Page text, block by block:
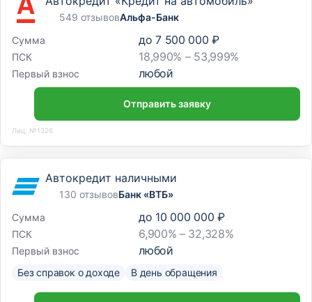
549 отзывовАльфа-Банк
Сумма
до 7 500 000 ₽
ПСК 18,990% – 53,999%
Первый взнос любой
Отправить заявку
Лиц. №1326
Автокредит наличными
130 отзывовБанк «ВТБ»
Сумма
до 10 000 000 ₽
ПСК 6,900% – 32,328%
Первый взнос любой
Без справок о доходе В день обращения